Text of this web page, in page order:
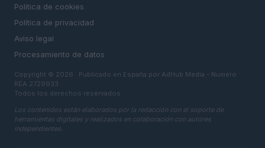
Politica de cookies
Política de privacidad
Aviso legal
Procesamiento de datos
Copyright © 2026 · Publicado en España por AdHub Media - Numero
REA 2729933
Todos los derechos reservados
Los contenidos están elaborados por la redacción con el soporte de
herramientas digitales y realizados en colaboración con autores
independientes.